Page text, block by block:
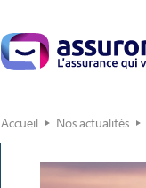
Accueil Nos actualités